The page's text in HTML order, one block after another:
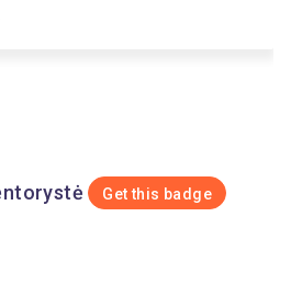
Get this badge